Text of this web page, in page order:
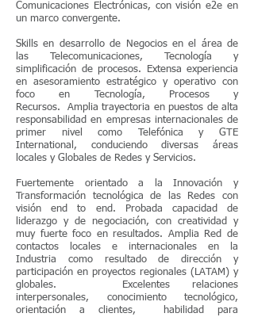
Comunicaciones Electrónicas, con visión e2e en
un marco convergente.
Skills en desarrollo de Negocios en el área de
las Telecomunicaciones, Tecnología y
simplificación de procesos. Extensa experiencia
en asesoramiento estratégico y operativo con
foco en Tecnología, Procesos y
Recursos. Amplia trayectoria en puestos de alta
responsabilidad en empresas internacionales de
primer nivel como Telefónica y GTE
International, conduciendo diversas áreas
locales y Globales de Redes y Servicios.
Fuertemente orientado a la Innovación y
Transformación tecnológica de las Redes con
visión end to end. Probada capacidad de
liderazgo y de negociación, con creatividad y
muy fuerte foco en resultados. Amplia Red de
contactos locales e internacionales en la
Industria como resultado de dirección y
participación en proyectos regionales (LATAM) y
globales.
Excelentes relaciones
interpersonales, conocimiento tecnológico,
orientación a clientes, habilidad para